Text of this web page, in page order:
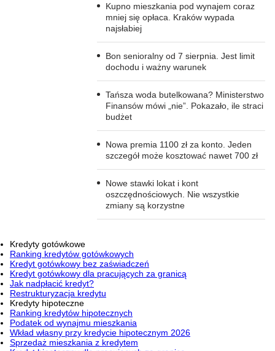
Kupno mieszkania pod wynajem coraz
mniej się opłaca. Kraków wypada
najsłabiej
Bon senioralny od 7 sierpnia. Jest limit
dochodu i ważny warunek
Tańsza woda butelkowana? Ministerstwo
Finansów mówi „nie”. Pokazało, ile straci
budżet
Nowa premia 1100 zł za konto. Jeden
szczegół może kosztować nawet 700 zł
Nowe stawki lokat i kont
oszczędnościowych. Nie wszystkie
zmiany są korzystne
Kredyty gotówkowe
Ranking kredytów gotówkowych
Kredyt gotówkowy bez zaświadczeń
Kredyt gotówkowy dla pracujących za granicą
Jak nadpłacić kredyt?
Restrukturyzacja kredytu
Kredyty hipoteczne
Ranking kredytów hipotecznych
Podatek od wynajmu mieszkania
Wkład własny przy kredycie hipotecznym 2026
Sprzedaż mieszkania z kredytem